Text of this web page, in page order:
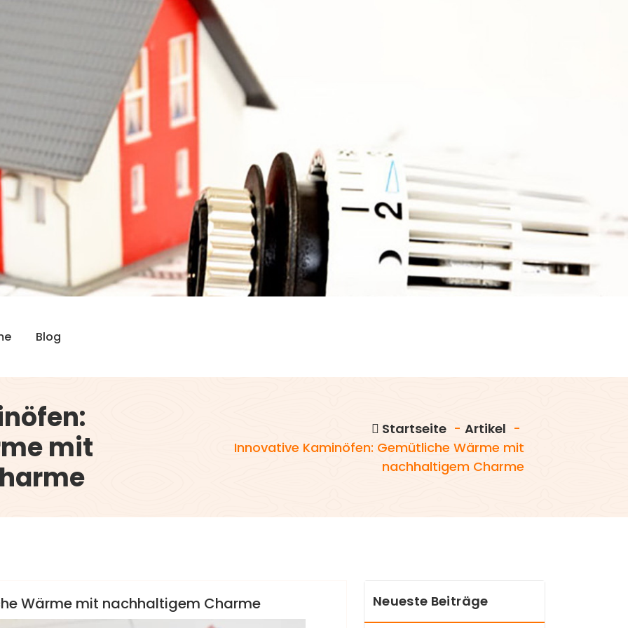
e Blog
mit
Startseite - Artikel -
Innovative Kaminöfen: Gemütliche Wärme mit
nachhaltigem Charme
Wärme mit nachhaltigem Charme Neueste Beiträge